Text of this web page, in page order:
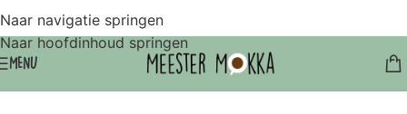
Naar navigatie springen
Naar hoofdinhoud springen
MENU